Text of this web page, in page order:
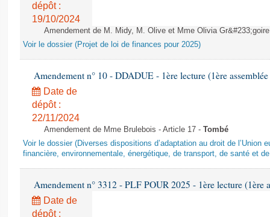
dépôt :
19/10/2024
Amendement de M. Midy, M. Olive et Mme Olivia
Voir le dossier (Projet de loi de finances pour 2025)
Amendement n° 10 - DDADUE - 1ère lecture (1ère
Date de
dépôt :
22/11/2024
Amendement de Mme Brulebois - Article 17 - Tombé
Voir le dossier (Diverses dispositions d’adaptation au droit de l’Union
financière, environnementale, énergétique, de transport, de santé et
Amendement n° 3312 - PLF POUR 2025 - 1ère lecture (1ère
Date de
dépôt :